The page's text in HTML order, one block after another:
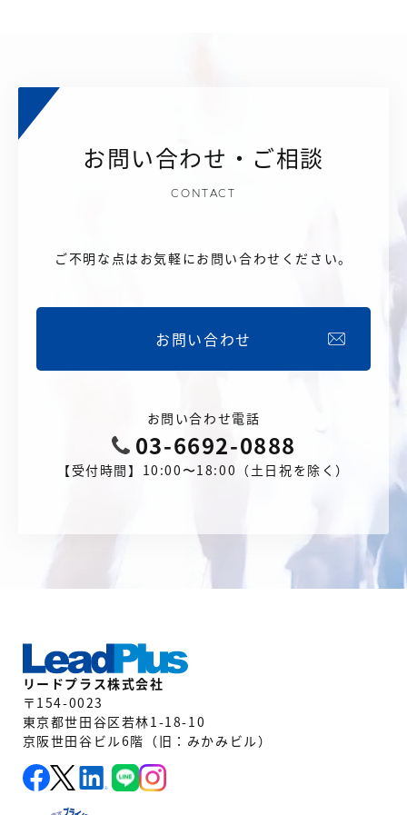
お問い合わせ・ご相談
CONTACT
ご不明な点はお気軽にお問い合わせください。
お問い合わせ
お問い合わせ電話
03-6692-0888
【受付時間】10:00〜18:00（土日祝を除く）
リードプラス株式会社
〒154-0023
東京都世田谷区若林1-18-10
京阪世田谷ビル6階（旧：みかみビル）